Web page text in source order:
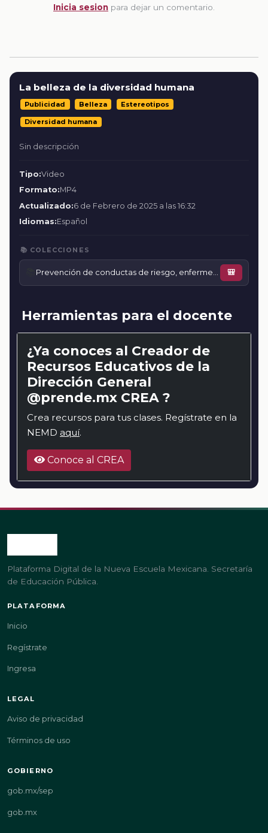
Inicia sesion para dejar un comentario.
La belleza de la diversidad humana
Publicidad Belleza Estereotipos
Diversidad humana
Sin descripción
Tipo:Video
Formato:MP4
Actualizado:6 de Febrero de 2025 a las 16:32
Idiomas:Español
📚 COLECCIONES
Prevención de conductas de riesgo, enfermedades o accidentes 🎒
Herramientas para el docente
¿Ya conoces al Creador de
Recursos Educativos de la
Dirección General
@prende.mx CREA ?
Crea recursos para tus clases. Regístrate en la
NEMD aquí.
Conoce al CREA
Plataforma Digital de la Nueva Escuela Mexicana. Secretaría
de Educación Pública.
PLATAFORMA
Inicio
Regístrate
Ingresa
LEGAL
Aviso de privacidad
Términos de uso
GOBIERNO
gob.mx/sep
gob.mx